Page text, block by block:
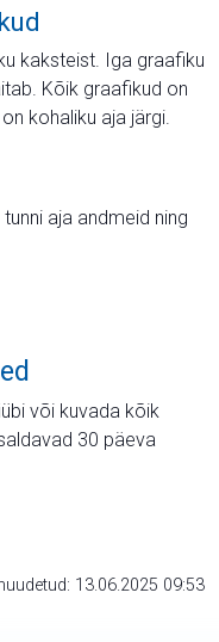
kaksteist. Iga graafiku
Kõik graafikud on
kohaliku aja järgi.
aja andmeid ning
või kuvada kõik
30 päeva
13.06.2025 09:53